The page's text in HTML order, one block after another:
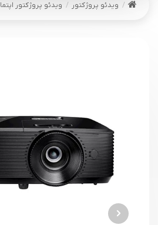
ویدئو پروژکتور ویدئو پروژکتور اپتما